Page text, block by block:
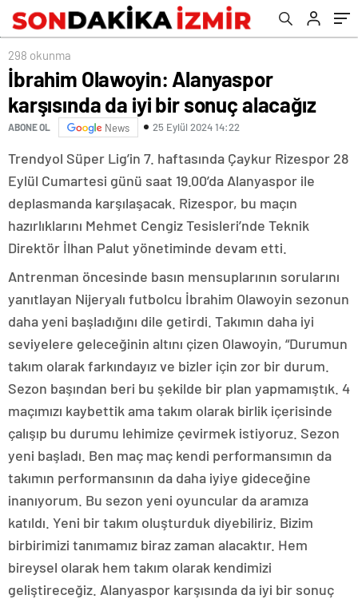
298 okunma
İbrahim Olawoyin: Alanyaspor
karşısında da iyi bir sonuç alacağız
ABONE OL News 25 Eylül 2024 14:22
Trendyol Süper Lig’in 7. haftasında Çaykur Rizespor 28
Eylül Cumartesi günü saat 19.00’da Alanyaspor ile
deplasmanda karşılaşacak. Rizespor, bu maçın
hazırlıklarını Mehmet Cengiz Tesisleri’nde Teknik
Direktör İlhan Palut yönetiminde devam etti.
Antrenman öncesinde basın mensuplarının sorularını
yanıtlayan Nijeryalı futbolcu İbrahim Olawoyin sezonun
daha yeni başladığını dile getirdi. Takımın daha iyi
seviyelere geleceğinin altını çizen Olawoyin, “Durumun
takım olarak farkındayız ve bizler için zor bir durum.
Sezon başından beri bu şekilde bir plan yapmamıştık. 4
maçımızı kaybettik ama takım olarak birlik içerisinde
çalışıp bu durumu lehimize çevirmek istiyoruz. Sezon
yeni başladı. Ben maç maç kendi performansımın da
takımın performansının da daha iyiye gideceğine
inanıyorum. Bu sezon yeni oyuncular da aramıza
katıldı. Yeni bir takım oluşturduk diyebiliriz. Bizim
birbirimizi tanımamız biraz zaman alacaktır. Hem
bireysel olarak hem takım olarak kendimizi
geliştireceğiz. Alanyaspor karşısında da iyi bir sonuç